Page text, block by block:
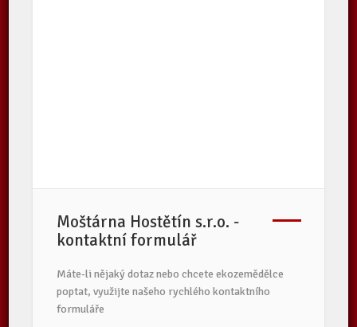
Moštárna Hostětín s.r.o. -
kontaktní formulář
Máte-li nějaký dotaz nebo chcete ekozemědělce
poptat, využijte našeho rychlého kontaktního
formuláře